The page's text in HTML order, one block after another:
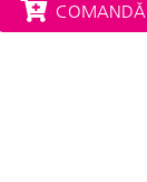
COMANDĂ